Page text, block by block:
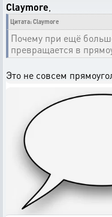
Claymore
Цитата: Claymore
Почему при ещё
превращается в
Это не совсем